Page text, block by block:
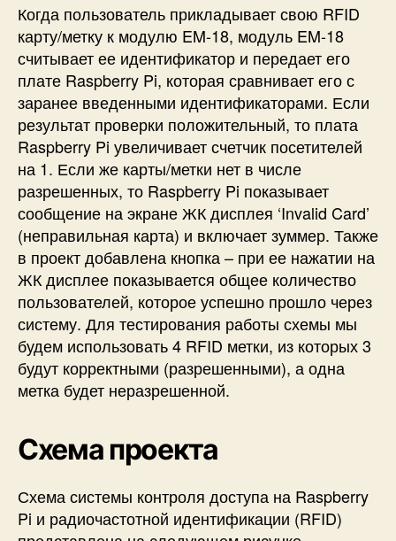
Когда пользователь прикладывает свою RFID
карту/метку к модулю EM-18, модуль EM-18
считывает ее идентификатор и передает его
плате Raspberry Pi, которая сравнивает его с
заранее введенными идентификаторами. Если
результат проверки положительный, то плата
Raspberry Pi увеличивает счетчик посетителей
на 1. Если же карты/метки нет в числе
разрешенных, то Raspberry Pi показывает
сообщение на экране ЖК дисплея ‘Invalid Card’
(неправильная карта) и включает зуммер. Также
в проект добавлена кнопка – при ее нажатии на
ЖК дисплее показывается общее количество
пользователей, которое успешно прошло через
систему. Для тестирования работы схемы мы
будем использовать 4 RFID метки, из которых 3
будут корректными (разрешенными), а одна
метка будет неразрешенной.
Схема проекта
Схема системы контроля доступа на Raspberry
Pi и радиочастотной идентификации (RFID)